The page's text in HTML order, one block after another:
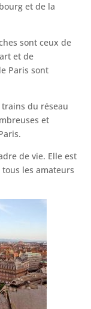
et de la
sont ceux de
et de
Paris sont
trains du réseau
et
de vie. Elle est
les amateurs